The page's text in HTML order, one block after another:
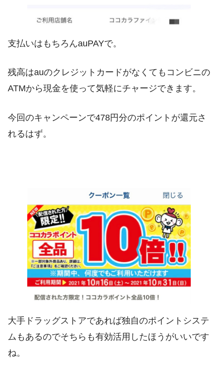
支払いはもちろんauPAYで。
残高はauのクレジットカードがなくてもコンビニの
ATMから現金を使って気軽にチャージできます。
今回のキャンペーンで478円分のポイントが還元さ
れるはず。
大手ドラッグストアであれば独自のポイントシステ
ムもあるのでそちらも有効活用したほうがいいです
ね。